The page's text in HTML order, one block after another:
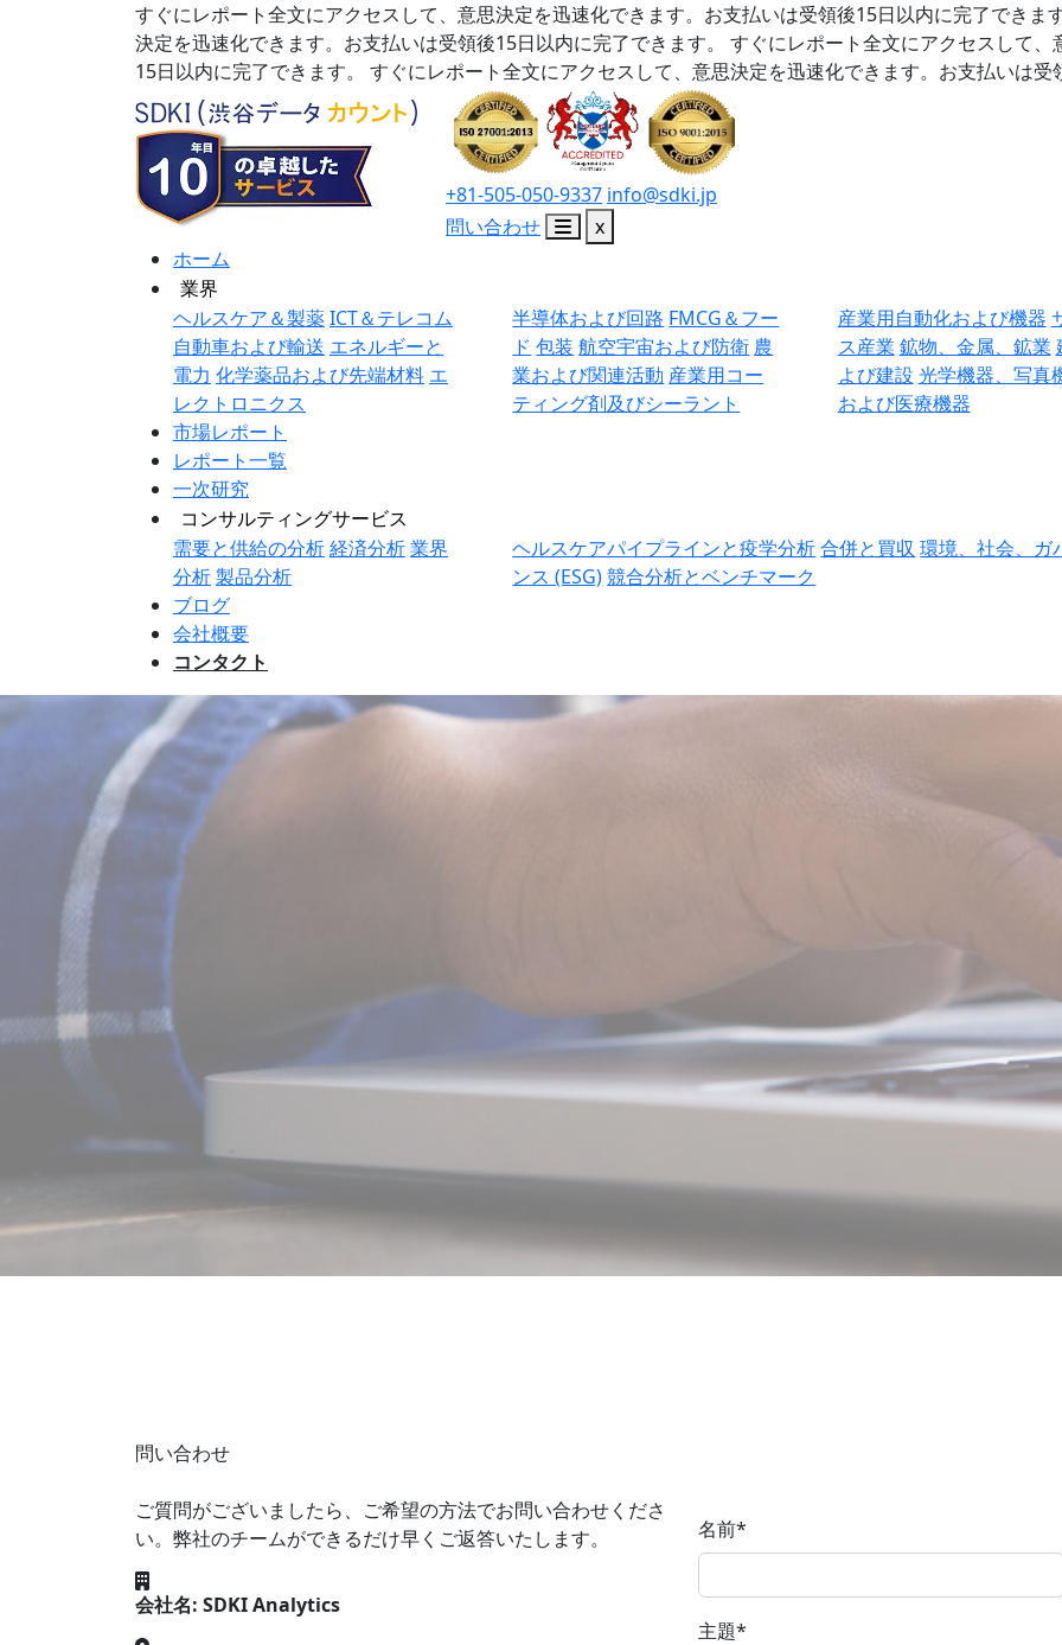
すぐにレポート全文にアクセスして、意思決定を迅速化できます。お支払いは受領後15日以内に完了できま
決定を迅速化できます。お支払いは受領後15日以内に完了できます。
すぐにレポート全文にアクセスして
15日以内に完了できます。
すぐにレポート全文にアクセスして、意思決定を迅速化できます。お支払いは
+81-505-050-9337 info@sdki.jp
問い合わせ
x
ホーム
業界
ヘルスケア＆製薬ICT＆テレコム
自動車および輸送 エネルギーと
電力 化学薬品および先端材料 エ
レクトロニクス
半導体および回路 FMCG＆フー
ド 包装 航空宇宙および防衛 農
業および関連活動 産業用コー
ティング剤及びシーラント
産業用自動化および機器
ス産業 鉱物、金属、鉱業
よび建設 光学機器、写真
および医療機器
市場レポート
レポート一覧
一次研究
コンサルティングサービス
需要と供給の分析経済分析業界
分析製品分析
ヘルスケアパイプラインと疫学分析合併と買収 環境、社会、ガ
ンス (ESG)競合分析とベンチマーク
ブログ
会社概要
コンタクト
問い合わせ
ご質問がございましたら、ご希望の方法でお問い合わせくださ
い。弊社のチームができるだけ早くご返答いたします。
会社名: SDKI Analytics
名前*
主題*